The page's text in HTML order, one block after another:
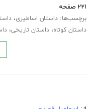
۲۲۱ صفحه
برچسب‌ها:داستان اساطیری،
داستان کوتاه،داستان تاریخی،